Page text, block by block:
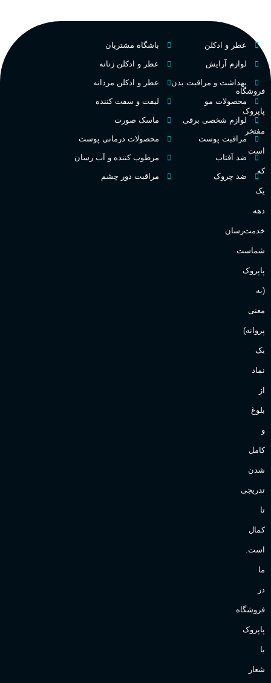
کشور مبدا برند
طبع تلخ
غلظت
اکسترکت دو پرفیوم
گروه بویایی میوه ای
مناسب برای
آقایان
میوه‌ها و مرکبات، وانیل،
فروشگاه
پاپروک
مفتخر
است
که
یک
دهه
خدمت‌رسان
شماست.
پاپروک
(به
معنی
پروانه)
یک
نماد
از
بلوغ
و
کامل
شدن
تدریجی
تا
کمال
است.
ما
در
فروشگاه
پاپروک
با
شعار
عطر و ادکلن
لوازم آرایش
بهداشت و مراقبت بدن
محصولات مو
لوازم شخصی برقی
مراقبت پوست
ضد آفتاب
ضد چروک
باشگاه مشتریان
عطر و ادکلن زنانه
عطر و ادکلن مردانه
لیفت و سفت کننده
ماسک صورت
محصولات درمانی پوست
مرطوب کننده و آب رسان
مراقبت دور چشم